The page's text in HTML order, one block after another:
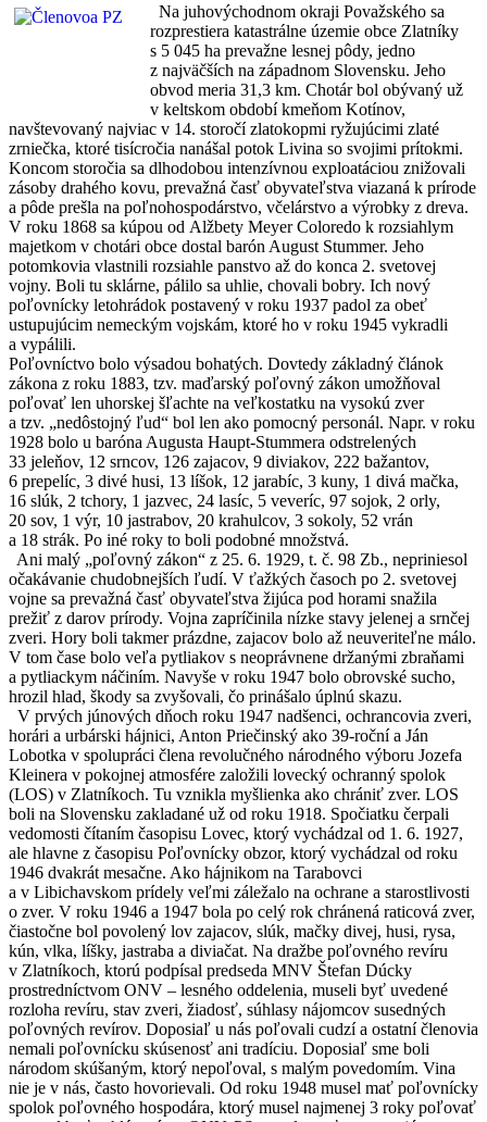
Na juhovýchodnom okraji Považského sa
rozprestiera katastrálne územie obce Zlatníky
s 5 045 ha prevažne lesnej pôdy, jedno
z najväčších na západnom Slovensku. Jeho
obvod meria 31,3 km. Chotár bol obývaný už
v keltskom období kmeňom Kotínov,
navštevovaný najviac v 14. storočí zlatokopmi ryžujúcimi zlaté
zrniečka, ktoré tisícročia nanášal potok Livina so svojimi prítokmi.
Koncom storočia sa dlhodobou intenzívnou exploatáciou znižovali
zásoby drahého kovu, prevažná časť obyvateľstva viazaná k prírode
a pôde prešla na poľnohospodárstvo, včelárstvo a výrobky z dreva.
V roku 1868 sa kúpou od Alžbety Meyer Coloredo k rozsiahlym
majetkom v chotári obce dostal barón August Stummer. Jeho
potomkovia vlastnili rozsiahle panstvo až do konca 2. svetovej
vojny. Boli tu sklárne, pálilo sa uhlie, chovali bobry. Ich nový
poľovnícky letohrádok postavený v roku 1937 padol za obeť
ustupujúcim nemeckým vojskám, ktoré ho v roku 1945 vykradli
a vypálili.
Poľovníctvo bolo výsadou bohatých. Dovtedy základný článok
zákona z roku 1883, tzv. maďarský poľovný zákon umožňoval
poľovať len uhorskej šľachte na veľkostatku na vysokú zver
a tzv. „nedôstojný ľud“ bol len ako pomocný personál. Napr. v roku
1928 bolo u baróna Augusta Haupt-Stummera odstrelených
33 jeleňov, 12 srncov, 126 zajacov, 9 diviakov, 222 bažantov,
6 prepelíc, 3 divé husi, 13 líšok, 12 jarabíc, 3 kuny, 1 divá mačka,
16 slúk, 2 tchory, 1 jazvec, 24 lasíc, 5 veveríc, 97 sojok, 2 orly,
20 sov, 1 výr, 10 jastrabov, 20 krahulcov, 3 sokoly, 52 vrán
a 18 strák. Po iné roky to boli podobné množstvá.
Ani malý „poľovný zákon“ z 25. 6. 1929, t. č. 98 Zb., nepriniesol
očakávanie chudobnejších ľudí. V ťažkých časoch po 2. svetovej
vojne sa prevažná časť obyvateľstva žijúca pod horami snažila
prežiť z darov prírody. Vojna zapríčinila nízke stavy jelenej a srnčej
zveri. Hory boli takmer prázdne, zajacov bolo až neuveriteľne málo.
V tom čase bolo veľa pytliakov s neoprávnene držanými zbraňami
a pytliackym náčiním. Navyše v roku 1947 bolo obrovské sucho,
hrozil hlad, škody sa zvyšovali, čo prinášalo úplnú skazu.
V prvých júnových dňoch roku 1947 nadšenci, ochrancovia zveri,
horári a urbárski hájnici, Anton Priečinský ako 39-roční a Ján
Lobotka v spolupráci člena revolučného národného výboru Jozefa
Kleinera v pokojnej atmosfére založili lovecký ochranný spolok
(LOS) v Zlatníkoch. Tu vznikla myšlienka ako chrániť zver. LOS
boli na Slovensku zakladané už od roku 1918. Spočiatku čerpali
vedomosti čítaním časopisu Lovec, ktorý vychádzal od 1. 6. 1927,
ale hlavne z časopisu Poľovnícky obzor, ktorý vychádzal od roku
1946 dvakrát mesačne. Ako hájnikom na Tarabovci
a v Libichavskom prídely veľmi záležalo na ochrane a starostlivosti
o zver. V roku 1946 a 1947 bola po celý rok chránená raticová zver,
čiastočne bol povolený lov zajacov, slúk, mačky divej, husi, rysa,
kún, vlka, líšky, jastraba a diviačat. Na dražbe poľovného revíru
v Zlatníkoch, ktorú podpísal predseda MNV Štefan Dúcky
prostredníctvom ONV – lesného oddelenia, museli byť uvedené
rozloha revíru, stav zveri, žiadosť, súhlasy nájomcov susedných
poľovných revírov. Doposiaľ u nás poľovali cudzí a ostatní členovia
nemali poľovnícku skúsenosť ani tradíciu. Doposiaľ sme boli
národom skúšaným, ktorý nepoľoval, s malým povedomím. Vina
nie je v nás, často hovorievali. Od roku 1948 musel mať poľovnícky
spolok poľovného hospodára, ktorý musel najmenej 3 roky poľovať